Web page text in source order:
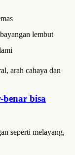
lembut
arah cahaya dan
bisa
seperti melayang,